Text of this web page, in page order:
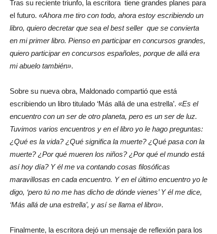
Tras su reciente triunfo, la escritora tiene grandes planes para
el futuro. «Ahora me tiro con todo, ahora estoy escribiendo un
libro, quiero decretar que sea el best seller que se convierta
en mi primer libro. Pienso en participar en concursos grandes,
quiero participar en concursos españoles, porque de allá era
mi abuelo también».
Sobre su nueva obra, Maldonado compartió que está
escribiendo un libro titulado ‘Más allá de una estrella’. «Es el
encuentro con un ser de otro planeta, pero es un ser de luz.
Tuvimos varios encuentros y en el libro yo le hago preguntas:
¿Qué es la vida? ¿Qué significa la muerte? ¿Qué pasa con la
muerte? ¿Por qué mueren los niños? ¿Por qué el mundo está
así hoy día? Y él me va contando cosas filosóficas
maravillosas en cada encuentro. Y en el último encuentro yo le
digo, ‘pero tú no me has dicho de dónde vienes’ Y él me dice,
‘Más allá de una estrella’, y así se llama el libro».
Finalmente, la escritora dejó un mensaje de reflexión para los